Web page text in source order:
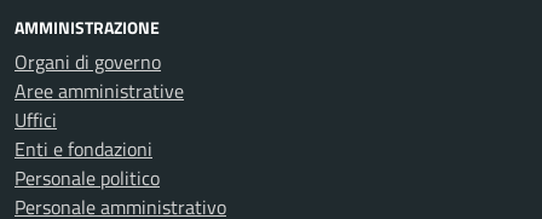
AMMINISTRAZIONE
Organi di governo
Aree amministrative
Uffici
Enti e fondazioni
Personale politico
Personale amministrativo